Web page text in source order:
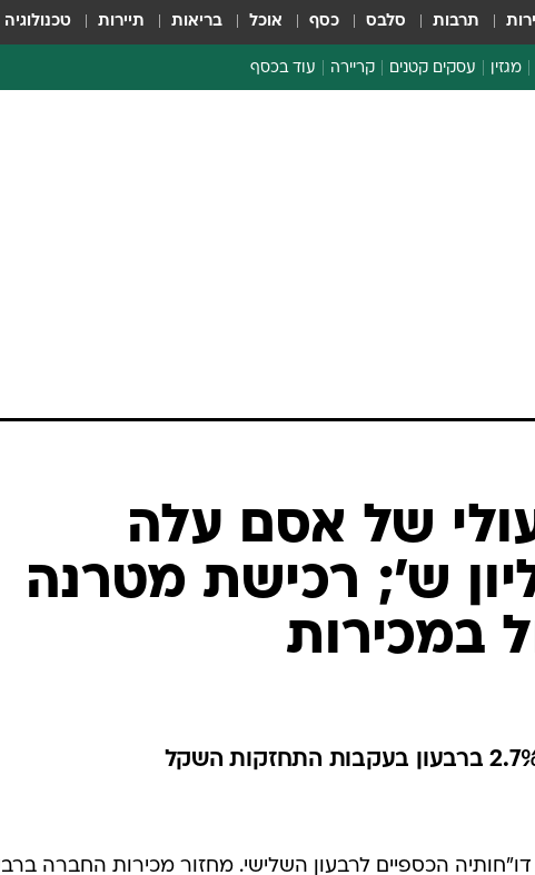
תרבות סלבס כסף אוכל בריאות תיירות טכנולוגיה
מגזין עסקים קטנים קריירה עוד בכסף
של אסם עלה
מיליון ש'; רכישת מטרנה
במכירות
הכספיים לרבעון השלישי. מחזור מכירות החברה